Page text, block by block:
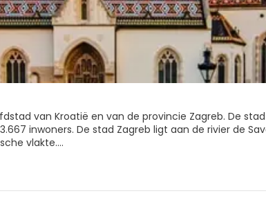
van Kroatië en van de provincie Zagreb. De
inwoners. De stad Zagreb ligt aan de rivier de
vlakte.
een 20-tal theaters, enorm veel musea, goed
historische stadskern en het lager gelegen